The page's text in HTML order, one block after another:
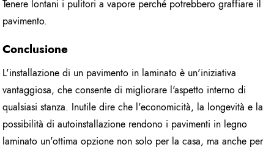
Tenere lontani i pulitori a vapore perché potrebbero graffiare il
pavimento.
Conclusione
L'installazione di un pavimento in laminato è un'iniziativa
vantaggiosa, che consente di migliorare l'aspetto interno di
qualsiasi stanza. Inutile dire che l'economicità, la longevità e la
possibilità di autoinstallazione rendono i pavimenti in legno
laminato un'ottima opzione non solo per la casa, ma anche per